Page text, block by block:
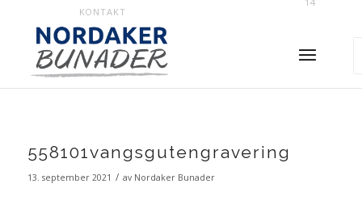
KONTAKT
558101vangsgutengravering
13. september 2021 / av Nordaker Bunader